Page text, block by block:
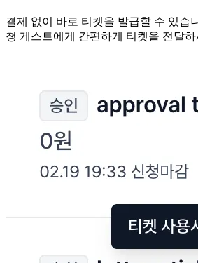
결제 없이 바로 티켓을 발급할 수 있습
청 게스트에게 간편하게 티켓을 전달하